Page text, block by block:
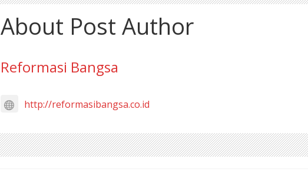
About Post Author
Reformasi Bangsa
http://reformasibangsa.co.id